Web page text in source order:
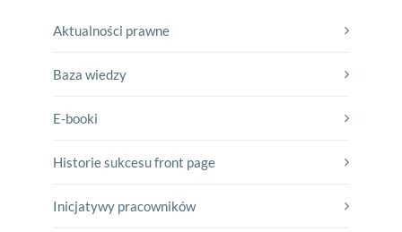
Aktualności prawne
Baza wiedzy
E-booki
Historie sukcesu front page
Inicjatywy pracowników